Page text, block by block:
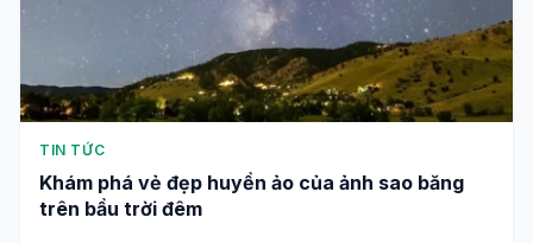
TIN TỨC
Khám phá vẻ đẹp huyền ảo của ảnh sao băng
trên bầu trời đêm